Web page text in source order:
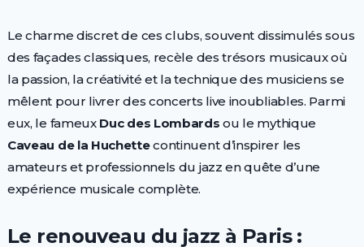
Le charme discret de ces clubs, souvent dissimulés sous
des façades classiques, recèle des trésors musicaux où
la passion, la créativité et la technique des musiciens se
mêlent pour livrer des concerts live inoubliables. Parmi
eux, le fameux Duc des Lombards ou le mythique
Caveau de la Huchettecontinuent d’inspirer les
amateurs et professionnels du jazz en quête d’une
expérience musicale complète.
Le renouveau du jazz à Paris :